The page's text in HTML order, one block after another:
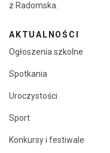
z Radomska.
AKTUALNOŚCI
Ogłoszenia szkolne
Spotkania
Uroczystości
Sport
Konkursy i festiwale